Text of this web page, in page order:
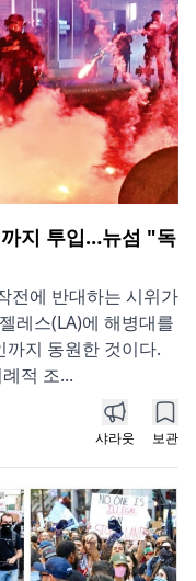
지 투입…뉴섬 "독
전에 반대하는 시위가
레스(LA)에 해병대를
지 동원한 것이다.
적 조...
샤라웃 보관